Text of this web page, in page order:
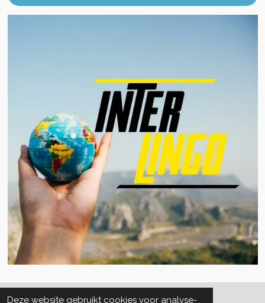
Deze website gebruikt cookies voor analyse-